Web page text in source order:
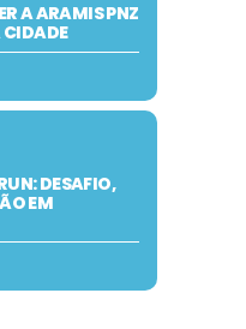
A ARAMIS PNZ
DESAFIO,
EM